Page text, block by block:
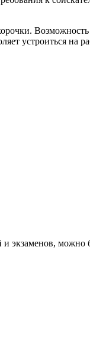
устроиться на
и экзаменов,